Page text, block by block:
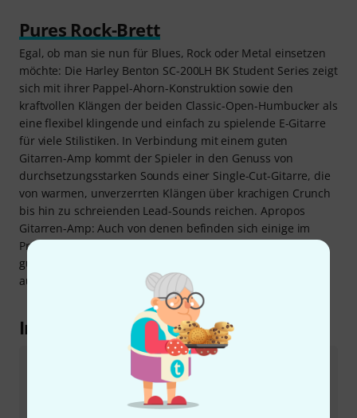
Pures Rock-Brett
Egal, ob man sie nun für Blues, Rock oder Metal einsetzen
möchte: Die Harley Benton SC-200LH BK Student Series zeigt
sich mit ihrer Pappel-Ahorn-Konstruktion sowie den
kraftvollen Klängen der beiden Classic-Open-Humbucker als
eine flexibel klingende und einfach zu spielende E-Gitarre
für viele Stilistiken. In Verbindung mit einem guten
Gitarren-Amp kommt der Spieler in den Genuss von
durchsetzungsstarken Sounds einer Single-Cut-Gitarre, die
von warmen, unverzerrten Klängen über krachigen Crunch
bis hin zu schreienden Lead-Sounds reichen. Apropos
Gitarren-Amp: Auch von denen befinden sich einige im
Programm von Harley Benton, wie gewohnt zu ähnlich
günstigen Preisen und von guter Qualität. Hier kann sich
auch der Blick nach Bundle-Angeboten lohnen!
Im Detail erklärt
Im traditionellen Gitarrenbau war das besonders
harte Palisanderholz lange Zeit beliebt, um